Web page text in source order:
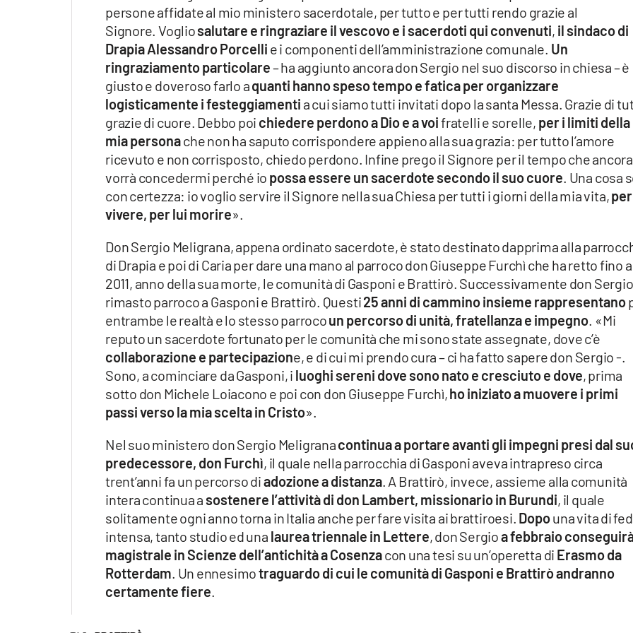
persone affidate al mio ministero sacerdotale, per tutto e per tutti rendo grazie al
Signore. Vogliosalutare e ringraziare il vescovo e i sacerdoti qui convenuti, il sindaco di
DrapiaAlessandro Porcelli e i componenti dell’amministrazione comunale. Un
ringraziamento particolare– ha aggiunto ancora don Sergio nel suo discorso in chiesa – è
giusto e doveroso farlo aquanti hanno speso tempo e fatica per organizzare
logisticamente i festeggiamenti a cui siamo tutti invitati dopo la santa Messa. Grazie di
grazie di cuore. Debbo poi chiedere perdono a Dio e a voifratelli e sorelle, per i limiti della
mia personache non ha saputo corrispondere appieno alla sua grazia: per tutto l’amore
ricevuto e non corrisposto, chiedo perdono. Infine prego il Signore per il tempo che ancora
vorrà concedermi perché io possa essere un sacerdote secondo il suo cuore. Una cosa
con certezza: io voglio servire il Signore nella sua Chiesa per tutti i giorni della mia vita,
vivere, per lui morire».
Don Sergio Meligrana, appena ordinato sacerdote, è stato destinato dapprima alla
di Drapia e poi di Caria per dare una mano al parroco don Giuseppe Furchì che ha retto fino
2011, anno della sua morte, le comunità di Gasponi e Brattirò. Successivamente don
rimasto parroco a Gasponi e Brattirò. Questi25 anni di cammino insieme rappresentano
entrambe le realtà e lo stesso parrocoun percorso di unità, fratellanza e impegno. «Mi
reputo un sacerdote fortunato per le comunità che mi sono state assegnate, dove c’è
collaborazione e partecipazione, e di cui mi prendo cura – ci ha fatto sapere don Sergio -.
Sono, a cominciare da Gasponi, i luoghi sereni dove sono nato e cresciuto e dove, prima
sotto don Michele Loiacono e poi con don Giuseppe Furchì,ho iniziato a muovere i primi
passi verso la mia scelta in Cristo».
Nel suo ministero don Sergio Meligranacontinua a portare avanti gli impegni presi dal
predecessore, don Furchì, il quale nella parrocchia di Gasponi aveva intrapreso circa
trent’anni fa un percorso diadozione a distanza. A Brattirò, invece, assieme alla comunità
intera continua a sostenere l’attività di don Lambert, missionario in Burundi, il quale
solitamente ogni anno torna in Italia anche per fare visita ai brattiroesi. Dopouna vita di
intensa, tanto studio ed una laurea triennale in Lettere, don Sergioa febbraio
magistrale in Scienze dell’antichità a Cosenzacon una tesi su un’operetta di Erasmo da
Rotterdam. Un ennesimotraguardodi cui le comunità di Gasponi e Brattirò andranno
certamente fiere.